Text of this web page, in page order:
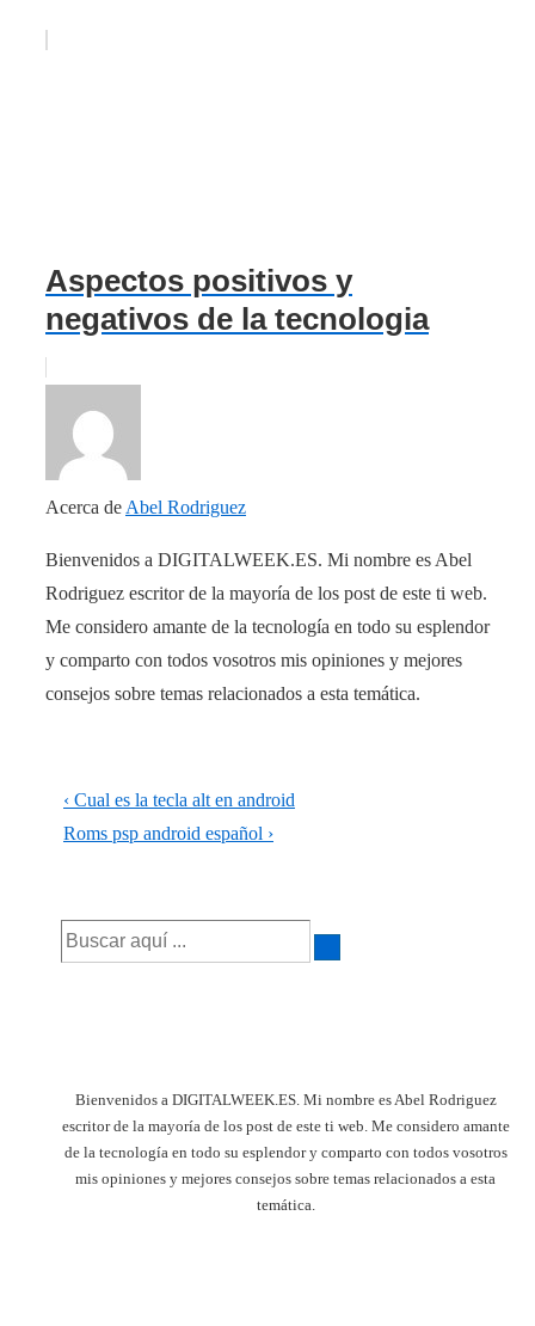
Aspectos positivos y
negativos de la tecnologia
Acerca de Abel Rodriguez
Bienvenidos a DIGITALWEEK.ES. Mi nombre es Abel
Rodriguez escritor de la mayoría de los post de este ti web.
Me considero amante de la tecnología en todo su esplendor
y comparto con todos vosotros mis opiniones y mejores
consejos sobre temas relacionados a esta temática.
Navegación
de
La
entrada
‹ Cual es la tecla alt en android
La
es
Roms psp android español ›
Buscar
por:
Bienvenidos a DIGITALWEEK.ES. Mi nombre es Abel Rodriguez
escritor de la mayoría de los post de este ti web. Me considero amante
de la tecnología en todo su esplendor y comparto con todos vosotros
mis opiniones y mejores consejos sobre temas relacionados a esta
temática.